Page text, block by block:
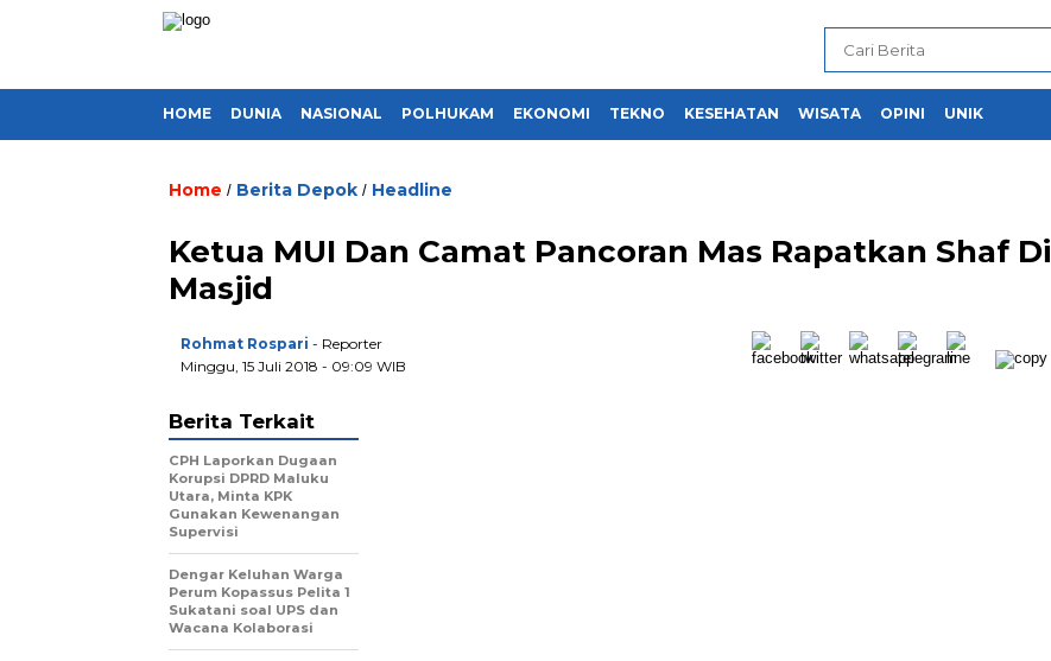
HOME DUNIA NASIONAL POLHUKAM EKONOMI TEKNO KESEHATAN WISATA OPINI UNIK
Home / Berita Depok / Headline
Ketua MUI Dan Camat Pancoran Mas Rapatkan Shaf Di
Masjid
Rohmat Rospari - Reporter
Minggu, 15 Juli 2018 - 09:09 WIB
Berita Terkait
CPH Laporkan Dugaan
Korupsi DPRD Maluku
Utara, Minta KPK
Gunakan Kewenangan
Supervisi
Dengar Keluhan Warga
Perum Kopassus Pelita 1
Sukatani soal UPS dan
Wacana Kolaborasi